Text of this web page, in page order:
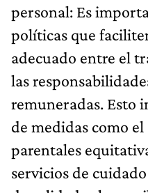
personal: Es
políticas que
adecuado entre el
las
remuneradas. Esto
de medidas como el
parentales
servicios de